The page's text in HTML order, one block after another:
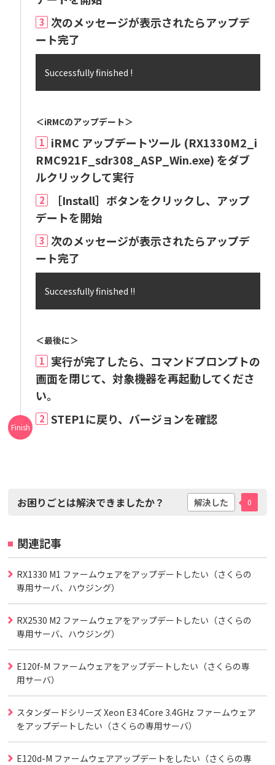
3 次のメッセージが表示されたらアップデ
ート完了
Successfully finished !
＜iRMCのアップデート＞
1 iRMC アップデートツール (RX1330M2_i
RMC921F_sdr308_ASP_Win.exe) をダブ
ルクリックして実行
2
［Install］ボタンをクリックし、アップ
デートを開始
3 次のメッセージが表示されたらアップデ
ート完了
Successfully finished !!
＜最後に＞
1 実行が完了したら、コマンドプロンプトの
画面を閉じて、対象機器を再起動してくださ
い。
2 STEP1に戻り、バージョンを確認
お困りごとは解決できましたか？ 解決した 0
関連記事
RX1330 M1 ファームウェアをアップデートしたい（さくらの
専用サーバ、ハウジング）
RX2530 M2 ファームウェアをアップデートしたい（さくらの
専用サーバ、ハウジング）
E120f-M ファームウェアをアップデートしたい（さくらの専
用サーバ）
スタンダードシリーズ Xeon E3 4Core 3.4GHz ファームウェア
をアップデートしたい（さくらの専用サーバ）
E120d-M ファームウェアアップデートをしたい（さくらの専